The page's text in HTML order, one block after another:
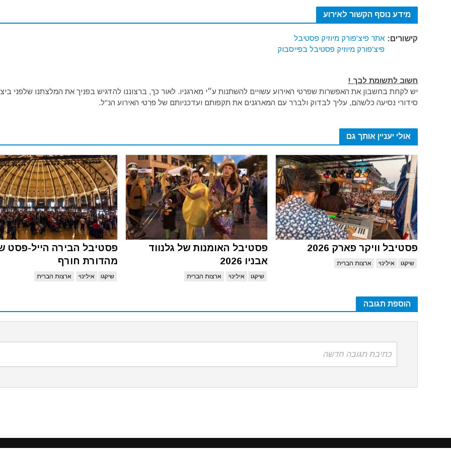
מידע נוסף הקשור לאירוע
קישורים: אתר פיצ'פורק מיוזיק פסטיבל
פיצ'פורק מיוזיק פסטיבל בפייסבוק
חשוב לתשומת לבך !
יש לקחת בחשבון את האפשרות שפרטי האירוע עשויים להשתנות ע״י מארגניו. לאור כך, ברצוננו להדגיש בפניך את המלצתנו שלפני
סידורי נסיעה כלשהם, עליך לבדוק ולברר עם המארגנים את תקפותם ועדכניותם של פרטי האירוע הנ"ל.
אולי יעניין אותך גם
פסטיבל וויקר פארק 2026
שיקגו אילינוי ארצות הברית
פסטיבל האומנות של גלנווד
אבניו 2026
שיקגו אילינוי ארצות הברית
פסטיבל הבירה הייל-פסט
מהדורת חורף
שיקגו אילינוי ארצות הברית
הוספת תגובה
כתיבת תגובה חדשה
הינך מאשר את המשך השימוש בעוגיות אלו,לחץ כאןכדי לקרוא את מדיניות עוגיות הדפדפן שלנו.